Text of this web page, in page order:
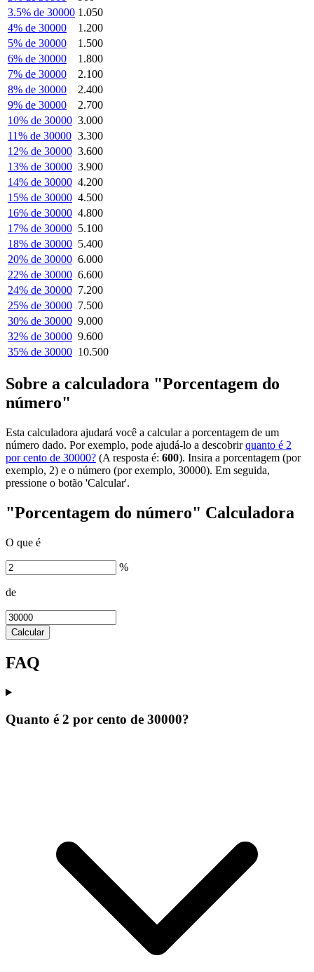
3.5% de 30000 1.050
4% de 30000
1.200
5% de 30000
1.500
6% de 30000
1.800
7% de 30000
2.100
8% de 30000
2.400
9% de 30000
2.700
10% de 30000 3.000
11% de 30000 3.300
12% de 30000 3.600
13% de 30000 3.900
14% de 30000 4.200
15% de 30000 4.500
16% de 30000 4.800
17% de 30000 5.100
18% de 30000 5.400
20% de 30000 6.000
22% de 30000 6.600
24% de 30000 7.200
25% de 30000 7.500
30% de 30000 9.000
32% de 30000 9.600
35% de 30000 10.500
Sobre a calculadora "Porcentagem do
número"
Esta calculadora ajudará você a calcular a porcentagem de um
número dado. Por exemplo, pode ajudá-lo a descobrirquanto é 2
por cento de 30000? (A resposta é: 600). Insira a porcentagem (por
exemplo, 2) e o número (por exemplo, 30000). Em seguida,
pressione o botão 'Calcular'.
"Porcentagem do número" Calculadora
O que é
%
de
Calcular
FAQ
Quanto é 2 por cento de 30000?